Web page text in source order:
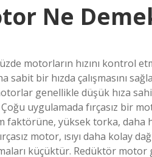
Ne
motorların hızını kontrol
sabit bir hızda çalışmasını
genellikle düşük hıza
Çoğu uygulamada fırçasız bir
yüksek torka, daha
motor, ısıyı daha kolay
küçüktür. Redüktör motor